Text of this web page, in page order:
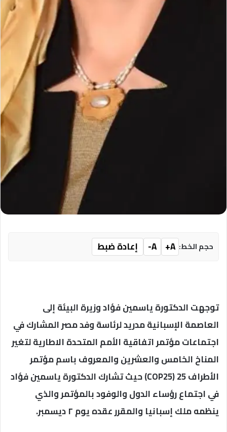
حجم الخط: A+
A- إعادة ضبط
توجهت الدكتورة ياسمين فؤاد وزيرة البيئة إلى
العاصمة الإسبانية مدريد لرئاسة وفد مصر المشارك في
اجتماعات مؤتمر اتفاقية الأمم المتحدة الاطارية لتغير
المناخ الخامس والعشرين والمعروف باسم مؤتمر
الأطراف 25 (COP25) حيث تشارك الدكتورة ياسمين فؤاد
في اجتماع رؤساء الدول والوفود بالمؤتمر والذي
ينظمه ملك إسبانيا والمقرر عقده يوم ٢ ديسمبر.